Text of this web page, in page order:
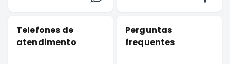
Telefones de
atendimento
Perguntas
frequentes